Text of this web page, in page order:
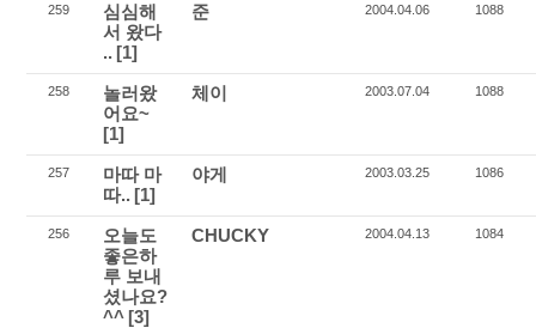
259
심심해
서 왔다
.. [1]
준 2004.04.06 1088
258
놀러왔
어요~
[1]
체이 2003.07.04 1088
257
마따 마
따.. [1]
야게 2003.03.25 1086
256
오늘도
좋은하
루 보내
셨나요?
^^ [3]
CHUCKY 2004.04.13 1084